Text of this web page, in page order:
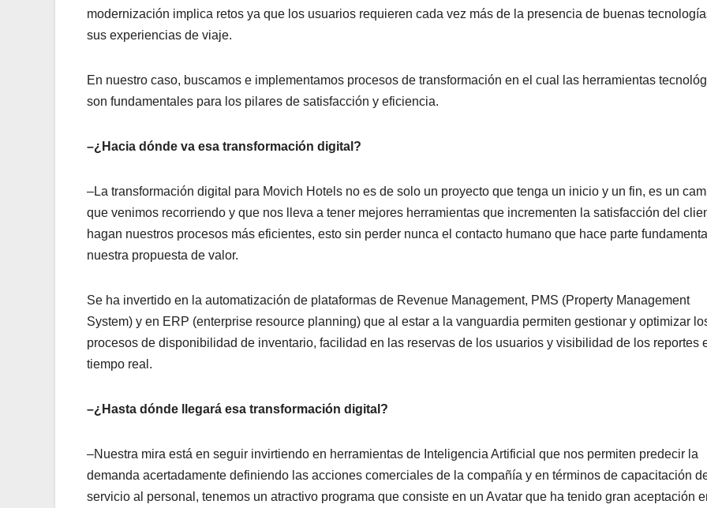
modernización implica retos ya que los usuarios requieren cada vez más de la presencia de buenas
sus experiencias de viaje.
En nuestro caso, buscamos e implementamos procesos de transformación en el cual las herramientas
son fundamentales para los pilares de satisfacción y eficiencia.
–¿Hacia dónde va esa transformación digital?
–La transformación digital para Movich Hotels no es de solo un proyecto que tenga un inicio y un fin, es un
que venimos recorriendo y que nos lleva a tener mejores herramientas que incrementen la satisfacción del
hagan nuestros procesos más eficientes, esto sin perder nunca el contacto humano que hace parte
nuestra propuesta de valor.
Se ha invertido en la automatización de plataformas de Revenue Management, PMS (Property Management
System) y en ERP (enterprise resource planning) que al estar a la vanguardia permiten gestionar y optimizar
procesos de disponibilidad de inventario, facilidad en las reservas de los usuarios y visibilidad de los reportes
tiempo real.
–¿Hasta dónde llegará esa transformación digital?
–Nuestra mira está en seguir invirtiendo en herramientas de Inteligencia Artificial que nos permiten predecir la
demanda acertadamente definiendo las acciones comerciales de la compañía y en términos de capacitación
servicio al personal, tenemos un atractivo programa que consiste en un Avatar que ha tenido gran aceptación